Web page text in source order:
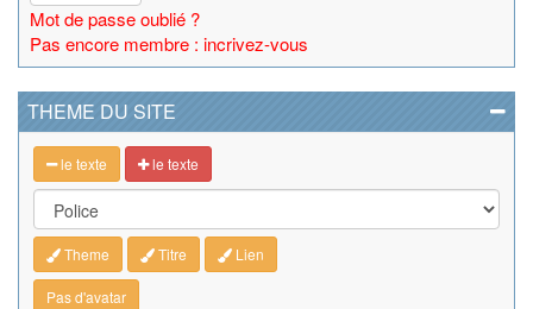
Mot de passe oublié ?
Pas encore membre : incrivez-vous
THEME DU SITE
le texte le texte
Theme Titre Lien
Pas d'avatar